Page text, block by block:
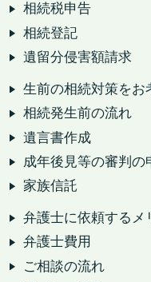
相続税申告
相続登記
遺留分侵害額請求
生前の相続対策をお
相続発生前の流れ
遺言書作成
成年後見等の審判の
家族信託
弁護士に依頼するメ
弁護士費用
ご相談の流れ